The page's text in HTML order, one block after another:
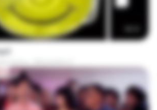
temu Alexandre V.